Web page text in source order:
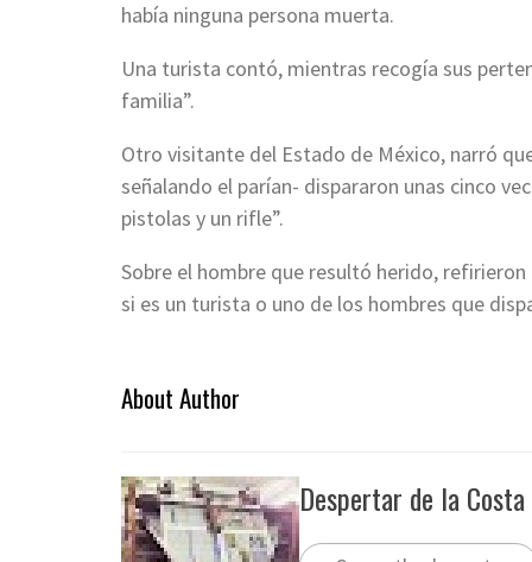
había ninguna persona muerta.
Una turista contó, mientras recogía sus
familia”.
Otro visitante del Estado de México, narró
señalando el parían- dispararon unas cinco
pistolas y un rifle”.
Sobre el hombre que resultó herido,
si es un turista o uno de los hombres que
About Author
Despertar de la Costa